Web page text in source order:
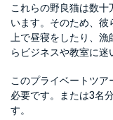
これらの野良猫は数
います。そのため、
上で昼寝をしたり、
らビジネスや教室に迷
このプライベートツ
必要です。または3名
す。